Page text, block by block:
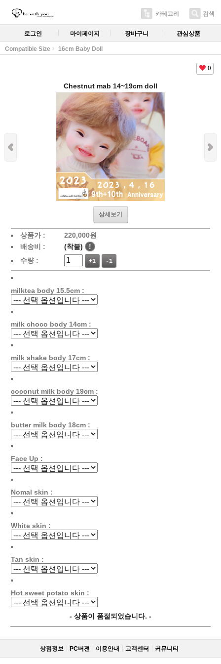
카테고리 검색
로그인 마이페이지 장바구니 관심상품
Compatible Size 16cm Baby Doll
0
Chestnut mab 14~19cm doll
상세보기
상품가 :
220,000원
배송비 :
(착불)
!
수량 :
+1 -1
milktea body 15.5cm :
milk choco body 14cm :
milk shake body 17cm :
coconut milk body 19cm :
butter milk body 18cm :
Face Up :
Nomal skin :
White skin :
Tan skin :
Hot sweet potato skin :
- 상품이 품절되었습니다. -
상점정보 PC버젼 이용안내 고객센터 커뮤니티